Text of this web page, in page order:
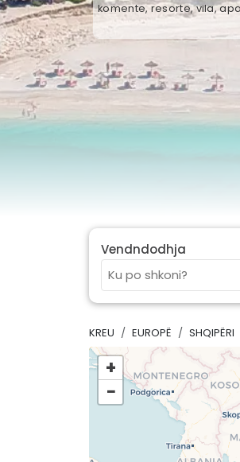
komente, resorte, vila,
Vendndodhja
KREU EUROPË SHQIPËRI
+
−